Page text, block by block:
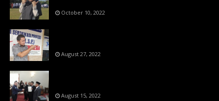
October 10, 2022
August 27, 2022
August 15, 2022